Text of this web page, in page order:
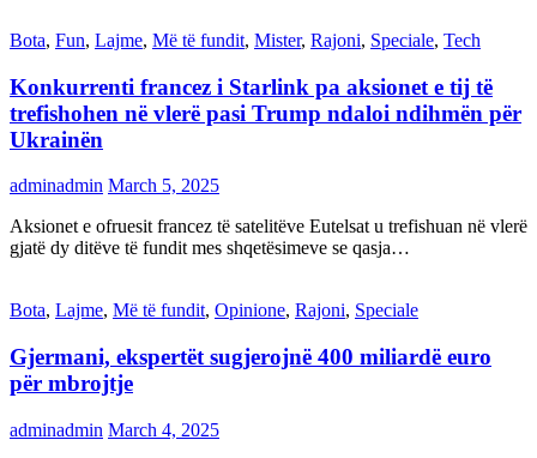
Bota, Fun, Lajme, Më të fundit, Mister, Rajoni, Speciale, Tech
Konkurrenti francez i Starlink pa aksionet e tij të
trefishohen në vlerë pasi Trump ndaloi ndihmën për
Ukrainën
adminadmin March 5, 2025
Aksionet e ofruesit francez të satelitëve Eutelsat u trefishuan në vlerë
gjatë dy ditëve të fundit mes shqetësimeve se qasja…
Bota, Lajme, Më të fundit, Opinione, Rajoni, Speciale
Gjermani, ekspertët sugjerojnë 400 miliardë euro
për mbrojtje
adminadmin March 4, 2025